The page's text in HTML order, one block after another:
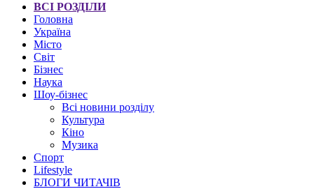
ВСІ РОЗДІЛИ
Головна
Україна
Місто
Світ
Бізнес
Наука
Шоу-бізнес
Всі новини розділу
Культура
Кіно
Музика
Спорт
Lifestyle
БЛОГИ ЧИТАЧІВ